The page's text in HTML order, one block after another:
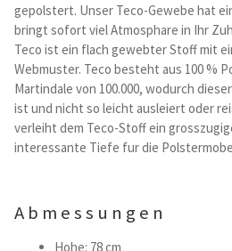
gepolstert. Unser Teco-Gewebe hat
bringt sofort viel Atmosphare in Ihr
Teco ist ein flach gewebter Stoff mit
Webmuster. Teco besteht aus 100 %
Martindale von 100.000, wodurch
ist und nicht so leicht ausleiert oder
verleiht dem Teco-Stoff ein
interessante Tiefe fur die
Abmessungen
Hohe: 78 cm